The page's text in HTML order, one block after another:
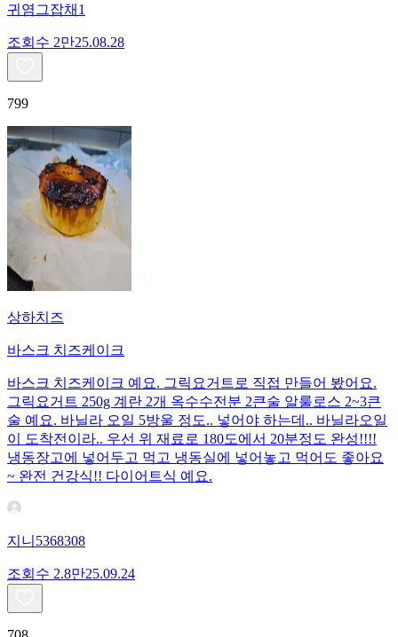
귀염그잡채1
조회수 2만25.08.28
799
상하치즈
바스크 치즈케이크
바스크 치즈케이크 예요. 그릭요거트로 직접 만들어 봤어요.
그릭요거트 250g 계란 2개 옥수수전분 2큰술 알룰로스 2~3큰
술 예요. 바닐라 오일 5방울 정도.. 넣어야 하는데.. 바닐라오일
이 도착전이라.. 우선 위 재료로 180도에서 20분정도 완성!!!!
냉동장고에 넣어두고 먹고 냉동실에 넣어놓고 먹어도 좋아요
~ 완전 건강식!! 다이어트식 예요.
지니5368308
조회수 2.8만25.09.24